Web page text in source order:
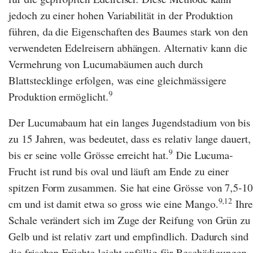
jedoch zu einer hohen Variabilität in der Produktion
führen, da die Eigenschaften des Baumes stark von den
verwendeten Edelreisern abhängen. Alternativ kann die
Vermehrung von Lucumabäumen auch durch
Blattstecklinge erfolgen, was eine gleichmässigere
Produktion ermöglicht.9
Der Lucumabaum hat ein langes Jugendstadium von bis
zu 15 Jahren, was bedeutet, dass es relativ lange dauert,
bis er seine volle Grösse erreicht hat.9 Die Lucuma-
Frucht ist rund bis oval und läuft am Ende zu einer
spitzen Form zusammen. Sie hat eine Grösse von 7,5-10
cm und ist damit etwa so gross wie eine Mango.9,12 Ihre
Schale verändert sich im Zuge der Reifung von Grün zu
Gelb und ist relativ zart und empfindlich. Dadurch sind